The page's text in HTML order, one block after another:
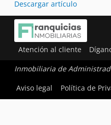
Descargar artículo
Atención al cliente
Inmobiliaria de
Aviso legal
Política de